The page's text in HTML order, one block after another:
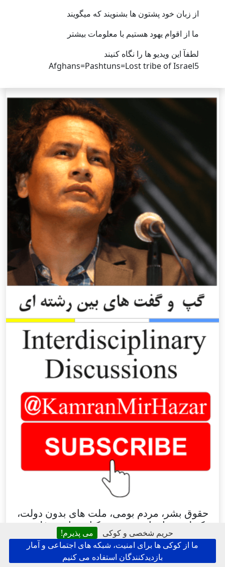
حریم شخصی و کوکی
می پذیرم!
ما از کوکی ها برای امنیت، شبکه های اجتماعی و آمار
بازدیدکنندگان استفاده می کنیم
از زبان خود پشتون ها بشنویند که میگویند
ما از اقوام یهود هستیم با معلومات بیشتر
لطفآ این ویدیو ها را نگاه کنیند
Afghans=Pashtuns=Lost tribe of Israel5
حقوق بشر، مردم بومی، ملت های بدون دولت،
تکنولوژی، ادبیات، بررسی کتاب، تاریخ، فلسفه،
پارادایم و رفاه
سابسکرایب